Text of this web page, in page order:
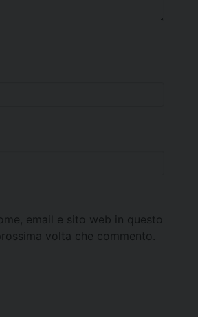
email e sito web in questo
volta che commento.